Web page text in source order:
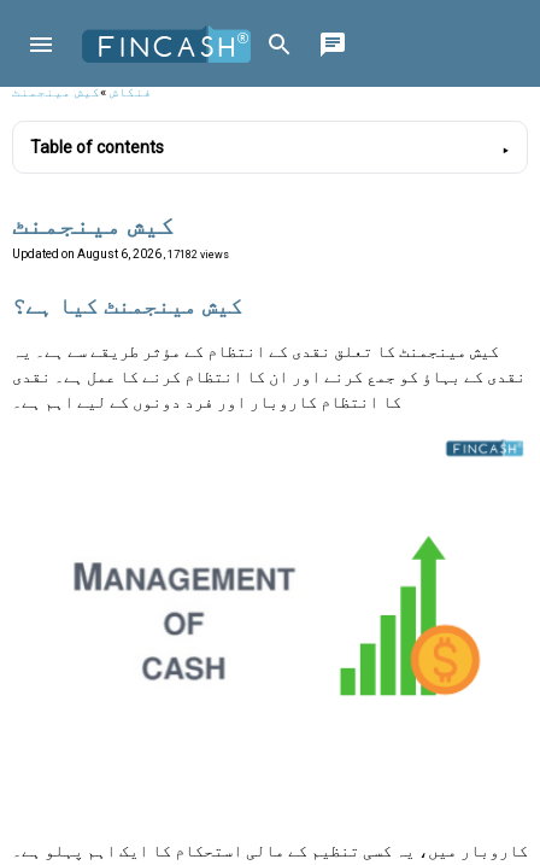
فنکاش»کیش مینجمنٹ
Table of contents
کیش مینجمنٹ
Updated on August 6, 2026 , 17182 views
کیش مینجمنٹ کیا ہے؟
کیش مینجمنٹ کا تعلق نقدی کے انتظام کے مؤثر طریقے سے ہے۔ یہ
نقدی کے بہاؤ کو جمع کرنے اور ان کا انتظام کرنے کا عمل ہے۔ نقدی
کا انتظام کاروبار اور فرد دونوں کے لیے اہم ہے۔
کاروبار میں، یہ کسی تنظیم کے مالی استحکام کا ایک اہم پہلو ہے۔